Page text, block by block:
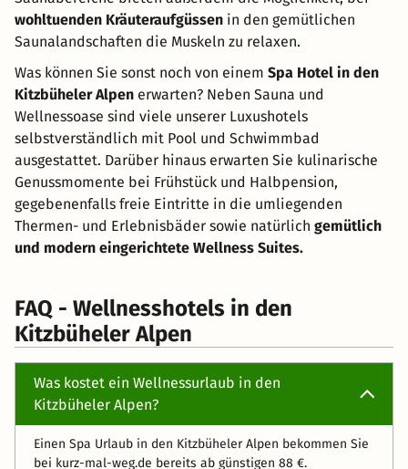
wohltuenden Kräuteraufgüssen in den gemütlichen
Saunalandschaften die Muskeln zu relaxen.
Was können Sie sonst noch von einem Spa Hotel in den
Kitzbüheler Alpen erwarten? Neben Sauna und
Wellnessoase sind viele unserer Luxushotels
selbstverständlich mit Pool und Schwimmbad
ausgestattet. Darüber hinaus erwarten Sie kulinarische
Genussmomente bei Frühstück und Halbpension,
gegebenenfalls freie Eintritte in die umliegenden
Thermen- und Erlebnisbäder sowie natürlich gemütlich
und modern eingerichtete Wellness Suites.
FAQ - Wellnesshotels in den
Kitzbüheler Alpen
Was kostet ein Wellnessurlaub in den
Kitzbüheler Alpen?
Einen Spa Urlaub in den Kitzbüheler Alpen bekommen Sie
bei kurz-mal-weg.de bereits ab günstigen 88 €.